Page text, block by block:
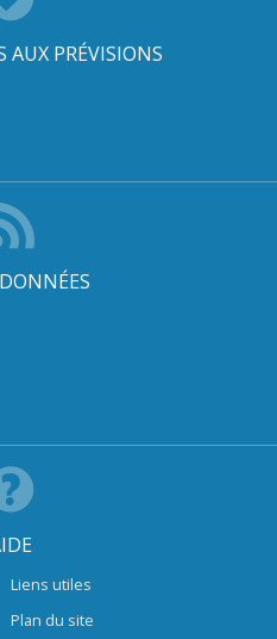
PRÉVISIONS
Liens utiles
Plan du site